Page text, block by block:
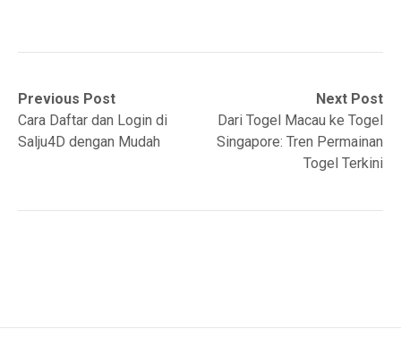
Post
navigation
Previous Post
Previous
post:Cara Daftar dan Login di
Salju4D dengan Mudah
Next Post
Next
post:
Dari Togel Macau ke Togel
Singapore: Tren Permainan
Togel Terkini